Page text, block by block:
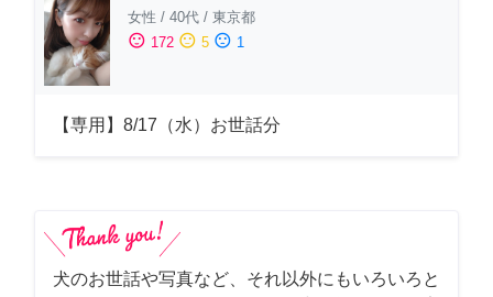
女性 / 40代 / 東京都
sentiment_satisfied 172 sentiment_neutral 5 sentiment_dissatisfied 1
【専用】8/17（水）お世話分
犬のお世話や写真など、それ以外にもいろいろと